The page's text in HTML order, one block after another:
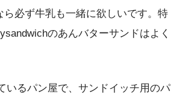
必ず牛乳も一緒に欲しいです。特
のあんバターサンドはよく
いるパン屋で、サンドイッチ用のパ